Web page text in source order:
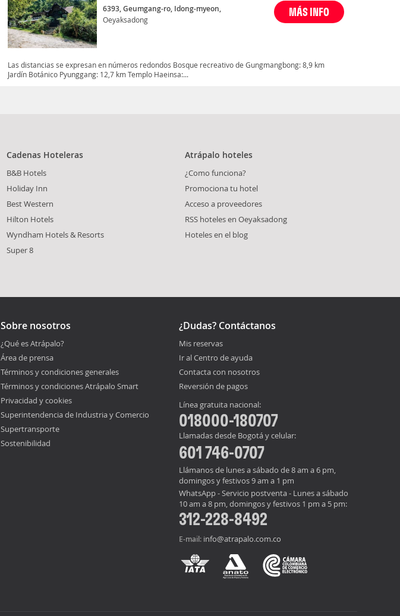
6393, Geumgang-ro, Idong-myeon,
Oeyaksadong
MÁS INFO
Las distancias se expresan en números redondos Bosque recreativo de Gungmangbong: 8,9 km
Jardín Botánico Pyunggang: 12,7 km Templo Haeinsa:...
Cadenas Hoteleras
B&B Hotels
Holiday Inn
Best Western
Hilton Hotels
Wyndham Hotels & Resorts
Super 8
Atrápalo hoteles
¿Como funciona?
Promociona tu hotel
Acceso a proveedores
RSS hoteles en Oeyaksadong
Hoteles en el blog
Sobre nosotros
¿Qué es Atrápalo?
Área de prensa
Términos y condiciones generales
Términos y condiciones Atrápalo Smart
Privacidad y cookies
Superintendencia de Industria y Comercio
Supertransporte
Sostenibilidad
¿Dudas? Contáctanos
Mis reservas
Ir al Centro de ayuda
Contacta con nosotros
Reversión de pagos
Línea gratuita nacional:
018000-180707
Llamadas desde Bogotá y celular:
601 746-0707
Llámanos de lunes a sábado de 8 am a 6 pm,
domingos y festivos 9 am a 1 pm
WhatsApp - Servicio postventa - Lunes a sábado
10 am a 8 pm, domingos y festivos 1 pm a 5 pm:
312-228-8492
E-mail: info@atrapalo.com.co